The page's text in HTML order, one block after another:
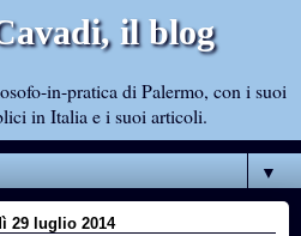
il blog
in-pratica di Palermo, con i suoi
in Italia e i suoi articoli.
▼
29 luglio 2014